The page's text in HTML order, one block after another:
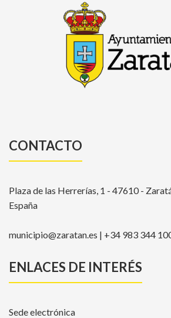
CONTACTO
Plaza de las Herrerías, 1 - 47610 -
España
municipio@zaratan.es | +34 983 344
ENLACES DE INTERÉS
Sede electrónica